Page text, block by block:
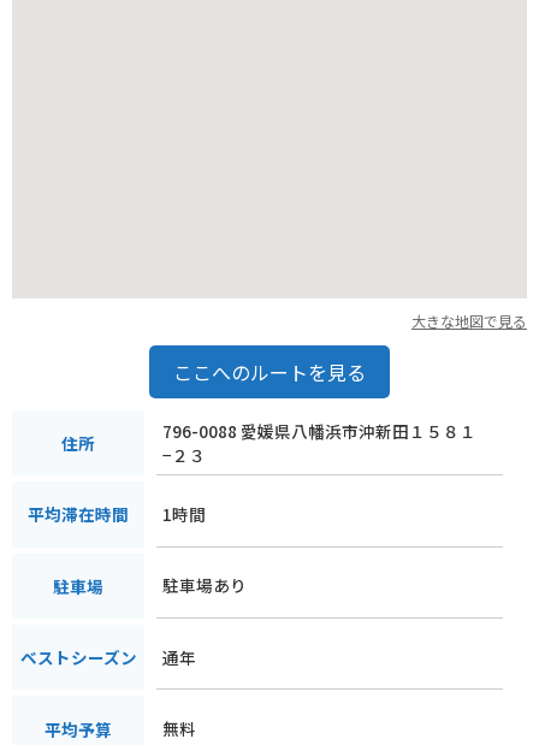
大きな地図で見る
ここへのルートを見る
住所
796-0088 愛媛県八幡浜市沖新田１５８１
−２３
平均滞在時間 1時間
駐車場 駐車場あり
ベストシーズン 通年
平均予算 無料